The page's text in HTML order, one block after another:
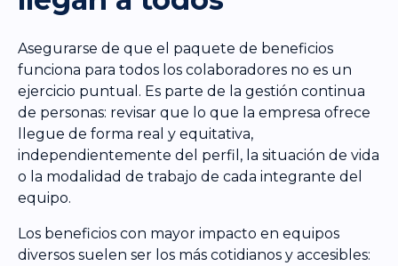
Asegurarse de que el paquete de beneficios
funciona para todos los colaboradores no es un
ejercicio puntual. Es parte de la gestión continua
de personas: revisar que lo que la empresa ofrece
llegue de forma real y equitativa,
independientemente del perfil, la situación de vida
o la modalidad de trabajo de cada integrante del
equipo.
Los beneficios con mayor impacto en equipos
diversos suelen ser los más cotidianos y accesibles: